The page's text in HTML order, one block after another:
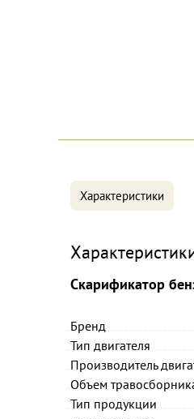
Характеристики
Скарификатор
Бренд
Тип двигателя
Производитель
Объем
Тип продукции